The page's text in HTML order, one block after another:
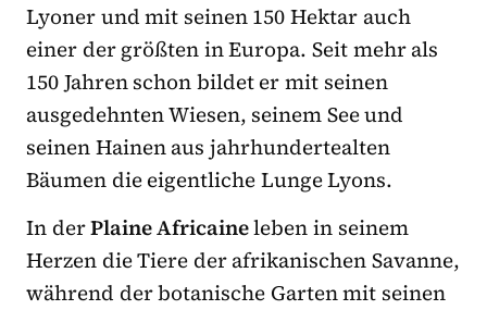
Lyoner und mit seinen 150 Hektar auch
einer der größten in Europa. Seit mehr als
150 Jahren schon bildet er mit seinen
ausgedehnten Wiesen, seinem See und
seinen Hainen aus jahrhundertealten
Bäumen die eigentliche Lunge Lyons.
In derPlaine Africaineleben in seinem
Herzen die Tiere der afrikanischen Savanne,
während der botanische Garten mit seinen